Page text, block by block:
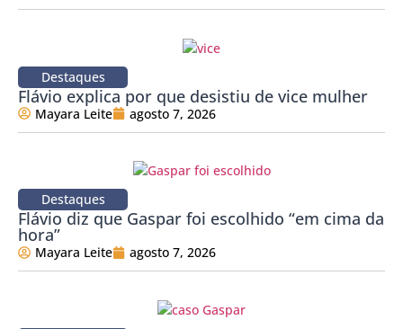
Destaques
Flávio explica por que desistiu de vice mulher
Mayara Leite agosto 7, 2026
Destaques
Flávio diz que Gaspar foi escolhido “em cima da
hora”
Mayara Leite agosto 7, 2026